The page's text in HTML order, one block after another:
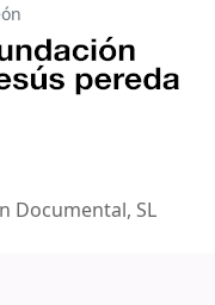
Documental, SL